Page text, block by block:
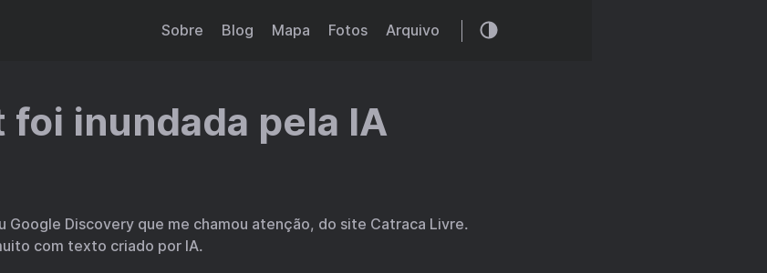
Sobre Blog Mapa Fotos Arquivo
inundada pela IA
Google Discovery que me chamou atenção, do site Catraca Livre.
com texto criado por IA.